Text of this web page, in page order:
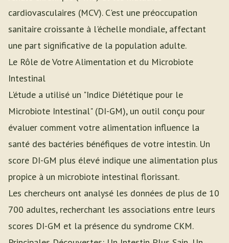
cardiovasculaires (MCV). C'est une préoccupation
sanitaire croissante à l'échelle mondiale, affectant
une part significative de la population adulte.
Le Rôle de Votre Alimentation et du Microbiote
Intestinal
L'étude a utilisé un "Indice Diététique pour le
Microbiote Intestinal" (DI-GM), un outil conçu pour
évaluer comment votre alimentation influence la
santé des bactéries bénéfiques de votre intestin. Un
score DI-GM plus élevé indique une alimentation plus
propice à un microbiote intestinal florissant.
Les chercheurs ont analysé les données de plus de 10
700 adultes, recherchant les associations entre leurs
scores DI-GM et la présence du syndrome CKM.